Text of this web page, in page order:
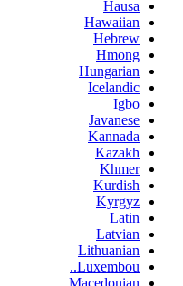
Hausa
Hawaiian
Hebrew
Hmong
Hungarian
Icelandic
Igbo
Javanese
Kannada
Kazakh
Khmer
Kurdish
Kyrgyz
Latin
Latvian
Lithuanian
Luxembou..